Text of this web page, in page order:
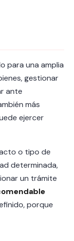
para una amplia
gestionar
ante
más
ejercer
o tipo de
determinada,
un trámite
porque